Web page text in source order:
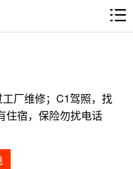
厂维修；C1驾照，找
住宿，保险勿扰电话